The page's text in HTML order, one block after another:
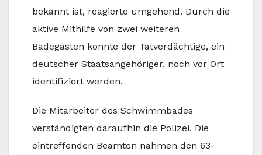
bekannt ist, reagierte umgehend. Durch die
aktive Mithilfe von zwei weiteren
Badegästen konnte der Tatverdächtige, ein
deutscher Staatsangehöriger, noch vor Ort
identifiziert werden.
Die Mitarbeiter des Schwimmbades
verständigten daraufhin die Polizei. Die
eintreffenden Beamten nahmen den 63-